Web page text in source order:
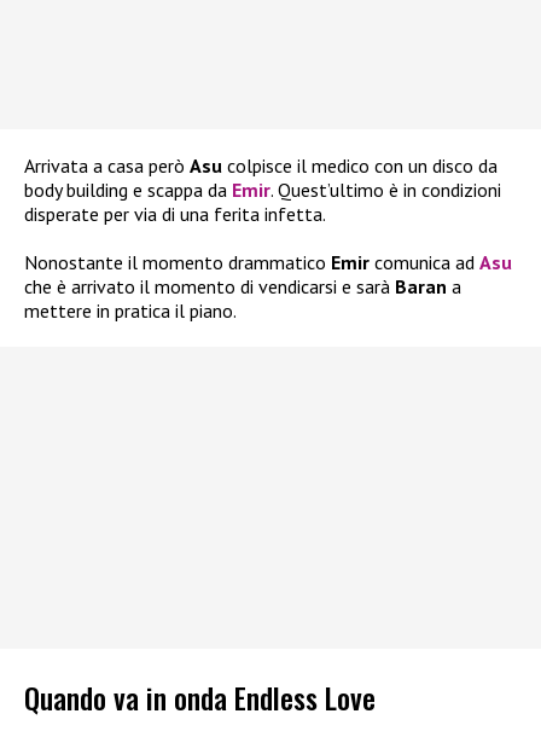
Arrivata a casa però Asu colpisce il medico con un disco da
body building e scappa da Emir. Quest’ultimo è in condizioni
disperate per via di una ferita infetta.
Nonostante il momento drammatico Emir comunica ad Asu
che è arrivato il momento di vendicarsi e sarà Baran a
mettere in pratica il piano.
Quando va in onda Endless Love